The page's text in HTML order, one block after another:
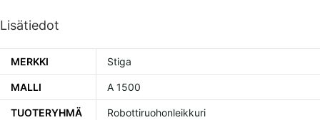
Lisätiedot
MERKKI Stiga
MALLI A 1500
TUOTERYHMÄ Robottiruohonleikkuri